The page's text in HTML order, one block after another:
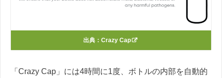
出典： Crazy Cap
「Crazy Cap」には4時間に1度、ボトルの内部を自動的